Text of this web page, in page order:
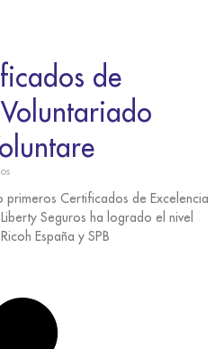
de
primeros Certificados de Excelencia
Seguros ha logrado el nivel
España y SPB